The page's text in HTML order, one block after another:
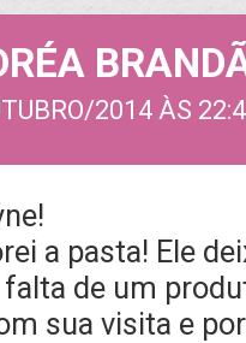
2014 ÀS
a pasta! Ele
falta de um
sua visita e